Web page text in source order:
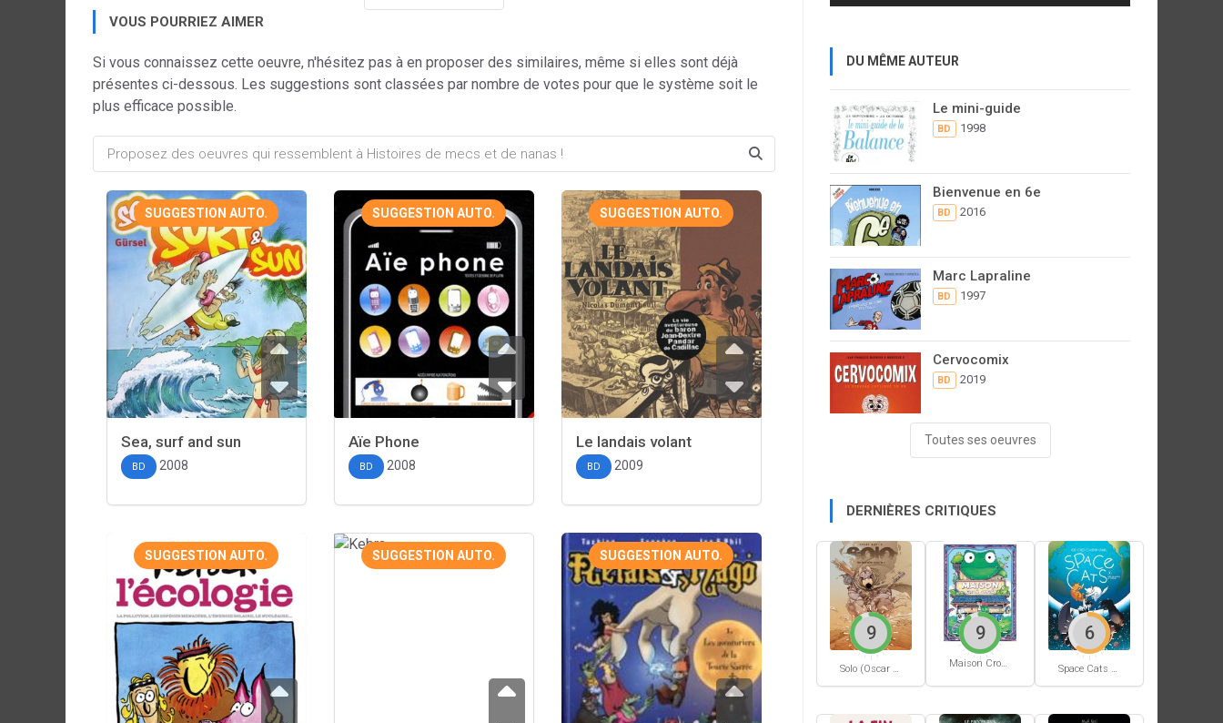
VOUS POURRIEZ AIMER
Si vous connaissez cette oeuvre, n'hésitez pas à en proposer des similaires, même si elles sont déjà
présentes ci-dessous. Les suggestions sont classées par nombre de votes pour que le système soit le
plus efficace possible.
SUGGESTION AUTO.
Sea, surf and sun
BD 2008
SUGGESTION AUTO.
Aïe Phone
BD 2008
SUGGESTION AUTO.
Le landais volant
BD 2009
SUGGESTION AUTO. SUGGESTION AUTO. SUGGESTION AUTO.
DU MÊME AUTEUR
Le mini-guide
BD 1998
Bienvenue en 6e
BD 2016
Marc Lapraline
BD 1997
Cervocomix
BD 2019
Toutes ses oeuvres
DERNIÈRES CRITIQUES
Solo (Oscar Martin) #1
9
Maison Croâ Croâ
9 6